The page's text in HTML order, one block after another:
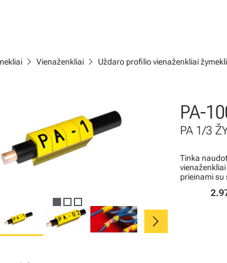
chevron_right Vienaženkliai chevron_right Uždaro profilio vienaženkliai
chevron_right
PA-
PA 1/3
Tinka
prieinami su